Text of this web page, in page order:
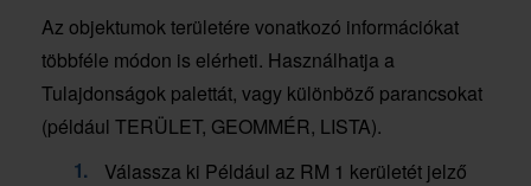
Az objektumok területére vonatkozó információkat
többféle módon is elérheti. Használhatja a
Tulajdonságok palettát, vagy különböző parancsokat
(például TERÜLET, GEOMMÉR, LISTA).
Válassza ki Például az RM 1 kerületét jelző